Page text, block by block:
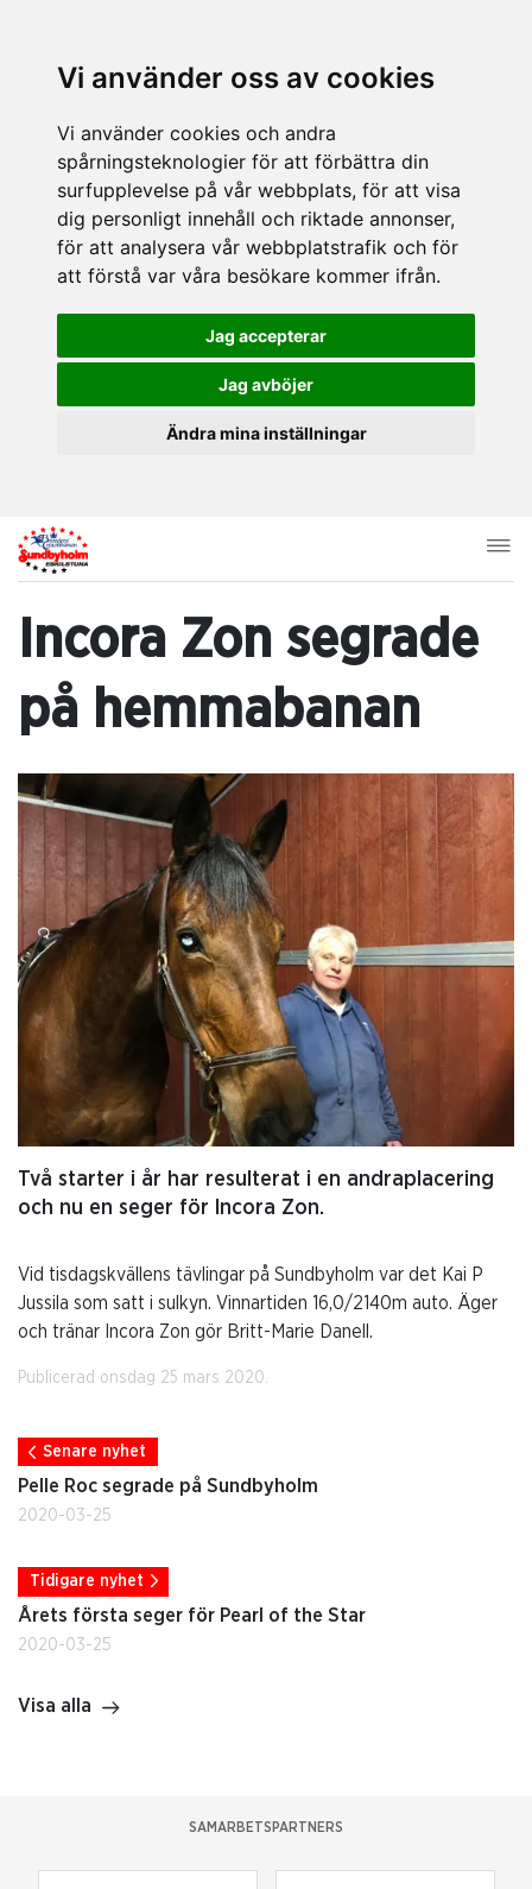
Vi använder oss av cookies
Vi använder cookies och andra
spårningsteknologier för att förbättra din
surfupplevelse på vår webbplats, för att visa
dig personligt innehåll och riktade annonser,
för att analysera vår webbplatstrafik och för
att förstå var våra besökare kommer ifrån.
Jag accepterar
Jag avböjer
Ändra mina inställningar
Incora Zon segrade
på hemmabanan
Två starter i år har resulterat i en andraplacering
och nu en seger för Incora Zon.
Vid tisdagskvällens tävlingar på Sundbyholm var det Kai P
Jussila som satt i sulkyn. Vinnartiden 16,0/2140m auto. Äger
och tränar Incora Zon gör Britt-Marie Danell.
Publicerad onsdag 25 mars 2020.
Senare nyhet
Pelle Roc segrade på Sundbyholm
2020-03-25
Tidigare nyhet
Årets första seger för Pearl of the Star
2020-03-25
Visa alla
SAMARBETSPARTNERS